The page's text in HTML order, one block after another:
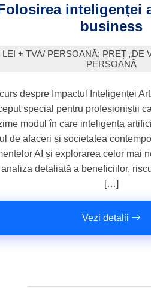
inteligenței
business
LEI + TVA/ PERSOANĂ; PREȚ „DE
PERSOANĂ
despre Impactul Inteligenței
special pentru profesioniștii
modul în care inteligența
de afaceri și societatea
AI și explorarea celor mai
detaliată a beneficiilor,
[…]
Vezi detalii